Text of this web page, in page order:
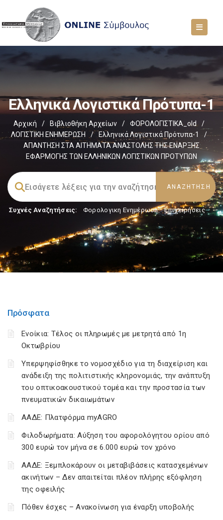
Ελληνικά Λογιστικά Πρότυπα-1
Αρχική / Βιβλιοθήκη Αρχείων / ΦΟΡΟΛΟΓΙΣΤΙΚΑ_old
/
ΛΟΓΙΣΤΙΚΗ ΕΝΗΜΕΡΩΣΗ
/ Ελληνικά Λογιστικά Πρότυπα-1
/
ΑΠΑΝΤΗΣΗ ΣΤΑ ΑΙΤΗΜΑΤΑ ΑΝΑΣΤΟΛΗΣ ΤΗΣ ΕΝΑΡΞΗΣ
ΕΦΑΡΜΟΓΗΣ ΤΩΝ ΕΛΛΗΝΙΚΩΝ ΛΟΓΙΣΤΙΚΩΝ ΠΡΟΤΥΠΩΝ
Συχνές Αναζητήσεις: Φορολογικη Ενημέρωση, Επιχειρήσεις
Πρόσφατα
Ενοίκια: Τέλος οι πληρωμές με μετρητά από 1η
Οκτωβρίου
Υπερψηφίσθηκε το νομοσχέδιο για τη διαχείριση και
ανάδειξη της πολιτιστικής κληρονομιάς, την ανάπτυξη
του οπτικοακουστικού τομέα και την προστασία των
πνευματικών δικαιωμάτων
ΑΑΔΕ: Πλατφόρμα myAGRO
Φιλοδωρήματα: Αύξηση του αφορολόγητου ορίου από
300 ευρώ τον μήνα σε 6.000 ευρώ τον χρόνο
ΑΑΔΕ: Ξεμπλοκάρουν οι μεταβιβάσεις κατασχεμένων
ακινήτων – Δεν απαιτείται πλέον πλήρης εξόφληση
της οφειλής
Πόθεν έσχες – Ανακοίνωση για έναρξη υποβολής